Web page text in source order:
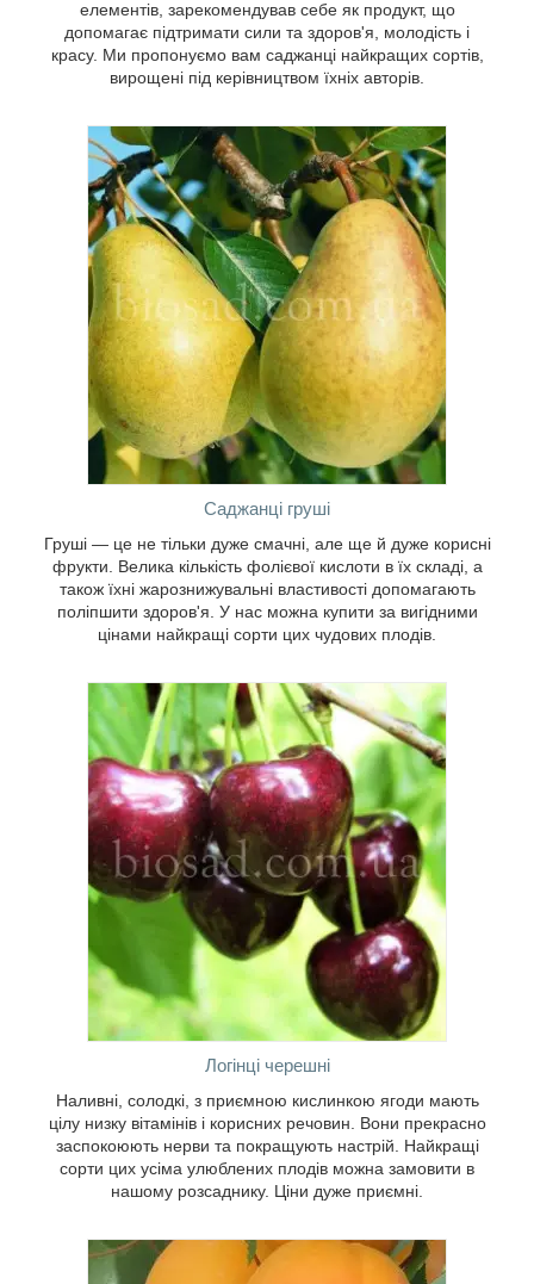
елементів, зарекомендував себе як продукт, що
допомагає підтримати сили та здоров'я, молодість і
красу. Ми пропонуємо вам саджанці найкращих сортів,
вирощені під керівництвом їхніх авторів.
найкращі сорти цих чудових плодів.
Саджанці груші
Груші — це не тільки дуже смачні, але ще й дуже корисні
фрукти. Велика кількість фолієвої кислоти в їх складі, а
також їхні жарознижувальні властивості допомагають
поліпшити здоров'я. У нас можна купити за вигідними
цінами найкращі сорти цих чудових плодів.
Наливні, солодкі, з приємною кислинкою
ягоди мають цілу низку вітамінів і
корисних речовин. Вони прекрасно
заспокоюють нерви та покращують
улюблених плодів можна замовити в
нашому розсаднику. Ціни дуже приємні.
Логінці черешні
Наливні, солодкі, з приємною кислинкою ягоди мають
цілу низку вітамінів і корисних речовин. Вони прекрасно
заспокоюють нерви та покращують настрій. Найкращі
сорти цих усіма улюблених плодів можна замовити в
нашому розсаднику. Ціни дуже приємні.
Соковиті, сонячні на колір плоди
абрикосів містять у собі масу вітамінів і
корисних елементів, завдяки чому
сприяють поліпшенню пам'яті та
для вас тільки найкращі сорти цих,
безперечно, корисних фруктів.